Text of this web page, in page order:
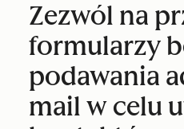
Zezwól na
formularzy
podawania
mail w celu